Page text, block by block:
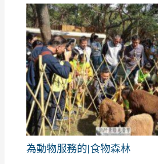
為動物服務的|食物森林